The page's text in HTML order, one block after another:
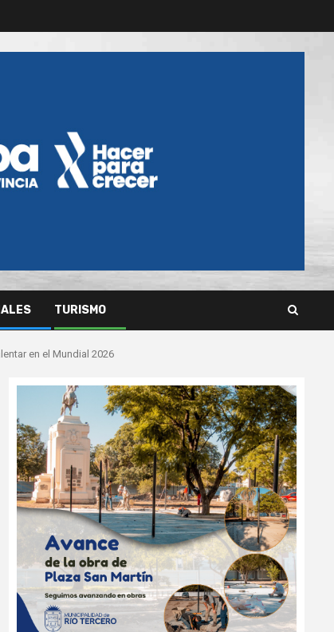
TURISMO
en el Mundial 2026